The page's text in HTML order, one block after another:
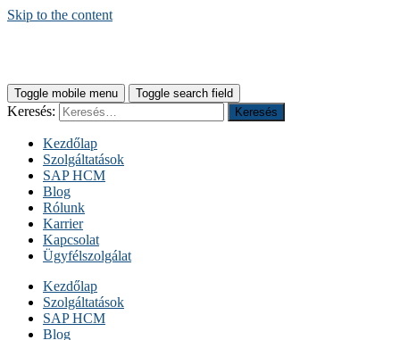
Skip to the content
Toggle mobile menu Toggle search field
Keresés:
Kezdőlap
Szolgáltatások
SAP HCM
Blog
Rólunk
Karrier
Kapcsolat
Ügyfélszolgálat
Kezdőlap
Szolgáltatások
SAP HCM
Blog